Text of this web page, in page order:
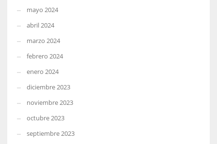
mayo 2024
abril 2024
marzo 2024
febrero 2024
enero 2024
diciembre 2023
noviembre 2023
octubre 2023
septiembre 2023